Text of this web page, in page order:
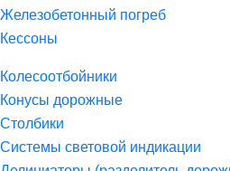
Железобетонный погреб
Кессоны
Колесоотбойники
Конусы дорожные
Столбики
Системы световой индикации